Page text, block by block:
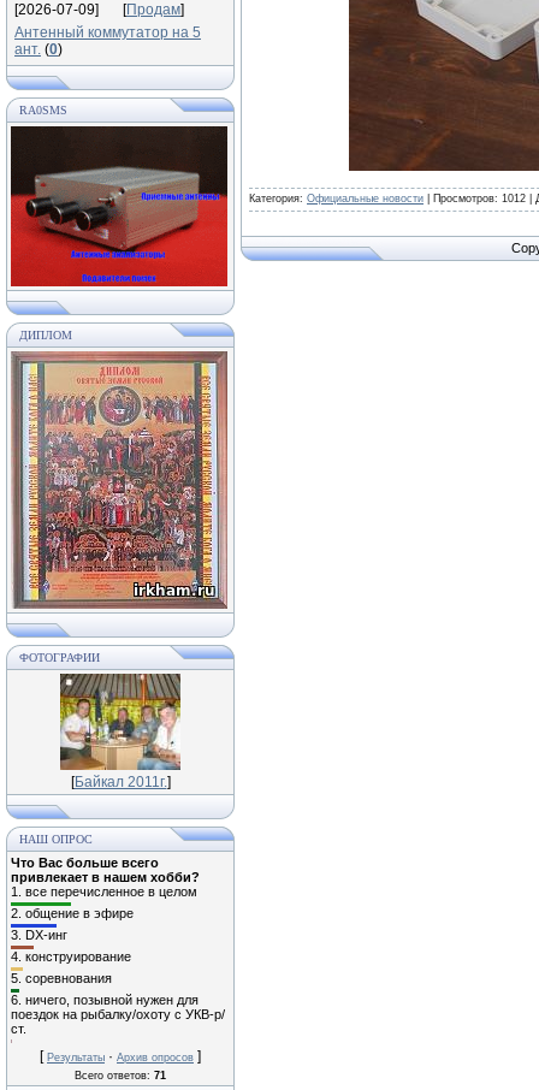
[2026-07-09]
[Продам]
Антенный коммутатор на 5
ант. (0)
RA0SMS
ДИПЛОМ
ФОТОГРАФИИ
[Байкал 2011г.]
НАШ ОПРОС
Что Вас больше всего
привлекает в нашем хобби?
1. все перечисленное в целом
2. общение в эфире
3. DX-инг
4. конструирование
5. соревнования
6. ничего, позывной нужен для
поездок на рыбалку/охоту с УКВ-р/
ст.
[ Результаты · Архив опросов ]
Всего ответов: 71
Категория: Официальные новости Просмотров: 1012